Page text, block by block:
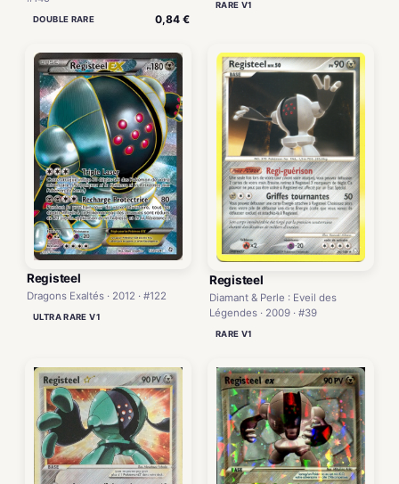
DOUBLE RARE 0,84 €
RARE V1
Registeel
Dragons Exaltés · 2012 · #122
ULTRA RARE V1
Registeel
Diamant & Perle : Eveil des
Légendes · 2009 · #39
RARE V1